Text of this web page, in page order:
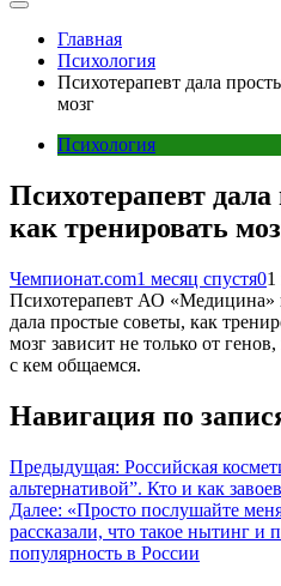
Главная
Психология
Психотерапевт дала
мозг
Психология
Психотерапевт
как тренировать
Чемпионат.com1 месяц спустя0
Психотерапевт АО «Медицина»
дала простые советы, как
мозг зависит не только от
с кем общаемся.
Навигация по
Предыдущая: Российская
альтернативой”. Кто и как
Далее: «Просто послушайте
рассказали, что такое нытинг и
популярность в России